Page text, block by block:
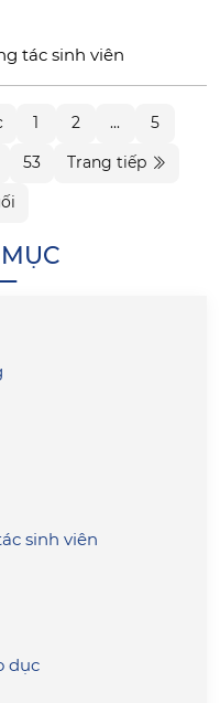
tác sinh viên
1 2 ...
5
53
Trang tiếp
sinh viên
dục